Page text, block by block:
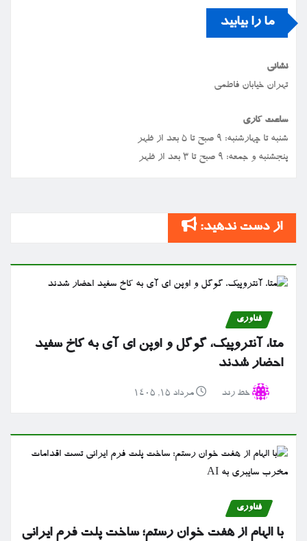
ما را بیابید
نشانی
تهران خیابان فاطمی
ساعت کاری
شنبه تا چهارشنبه: ۹ صبح تا ۵ بعد از ظهر
پنجشنبه و جمعه: ۹ صبح تا ۳ بعد از ظهر
از دست ندهید:
فناوری
متا، آنتروپیک، گوگل و اوپن ای آی به کاخ سفید
احضار شدند
خط رند مرداد ۱۵, ۱۴۰۵
فناوری
با الهام از هفت خوان رستم؛ ساخت پلت فرم ایرانی